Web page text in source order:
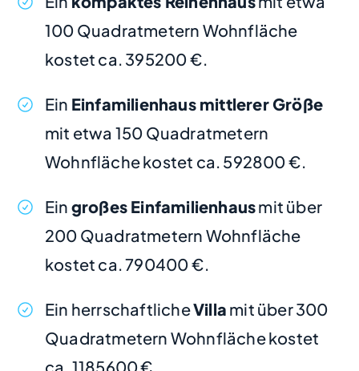
100 Quadratmetern Wohnfläche
kostet ca. 395200 €.
Ein Einfamilienhaus mittlerer Größe
mit etwa 150 Quadratmetern
Wohnfläche kostet ca. 592800 €.
Ein großes Einfamilienhausmit über
200 Quadratmetern Wohnfläche
kostet ca. 790400 €.
Ein herrschaftlicheVilla mit über 300
Quadratmetern Wohnfläche kostet
ca. 1185600 €.